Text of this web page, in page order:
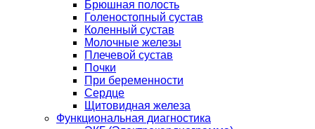
Брюшная полость
Голеностопный сустав
Коленный сустав
Молочные железы
Плечевой сустав
Почки
При беременности
Сердце
Щитовидная железа
Функциональная диагностика